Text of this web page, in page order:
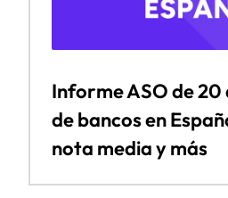
Informe ASO de 20
de bancos en
nota media y más